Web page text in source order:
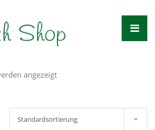
angezeigt
Standardsortierung